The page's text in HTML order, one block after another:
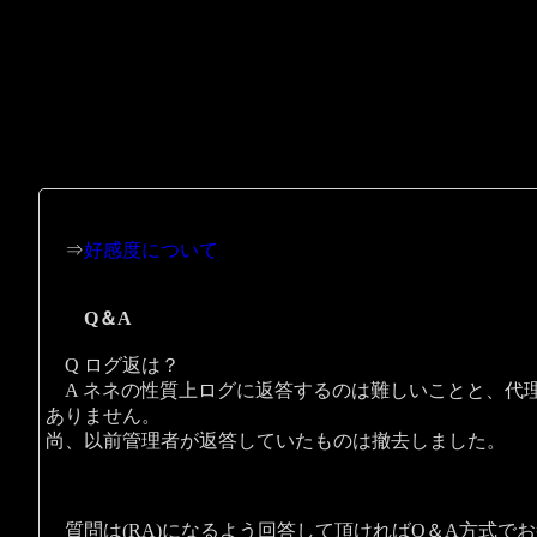
⇒好感度について
Q＆A
Q ログ返は？
A ネネの性質上ログに返答するのは難しいことと、代
ありません。
尚、以前管理者が返答していたものは撤去しました。
質問は(RA)になるよう回答して頂ければQ＆A方式で